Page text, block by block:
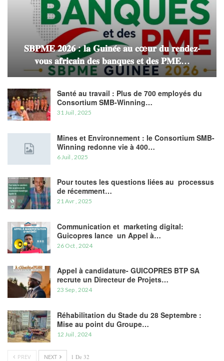
𝐒𝐁𝐏𝐌𝐄 𝟐𝟎𝟐𝟔 : 𝐥𝐚 𝐆𝐮𝐢𝐧𝐞́𝐞 𝐚𝐮 𝐜œ𝐮𝐫 𝐝𝐮 𝐫𝐞𝐧𝐝𝐞𝐳-
𝐯𝐨𝐮𝐬 𝐚𝐟𝐫𝐢𝐜𝐚𝐢𝐧 𝐝𝐞𝐬 𝐛𝐚𝐧𝐪𝐮𝐞𝐬 𝐞𝐭 𝐝𝐞𝐬 𝐏𝐌𝐄…
Santé au travail : Plus de 700 employés du
Consortium SMB-Winning…
31 Juil , 2025
Mines et Environnement : le Consortium SMB-
Winning redonne vie à 400…
6 Juil , 2025
Pour toutes les questions liées au processus
de récemment…
21 Avr , 2025
Communication et marketing digital:
Guicopres lance un Appel à…
26 Oct , 2024
Appel à candidature- GUICOPRES BTP SA
recrute un Directeur de Projets…
23 Sep , 2024
Réhabilitation du Stade du 28 Septembre :
Mise au point du Groupe…
12 Juil , 2024
PREV NEXT 1 De 32